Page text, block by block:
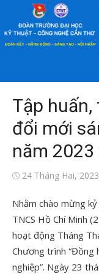
nội
Tập
đổi mới
năm
Đăng24 Tháng Hai, 2023
Nhằm chào mừng
TNCS Hồ Chí Minh
hoạt động Tháng
Chương trình “Đồng
nghiệp”. Ngày 23